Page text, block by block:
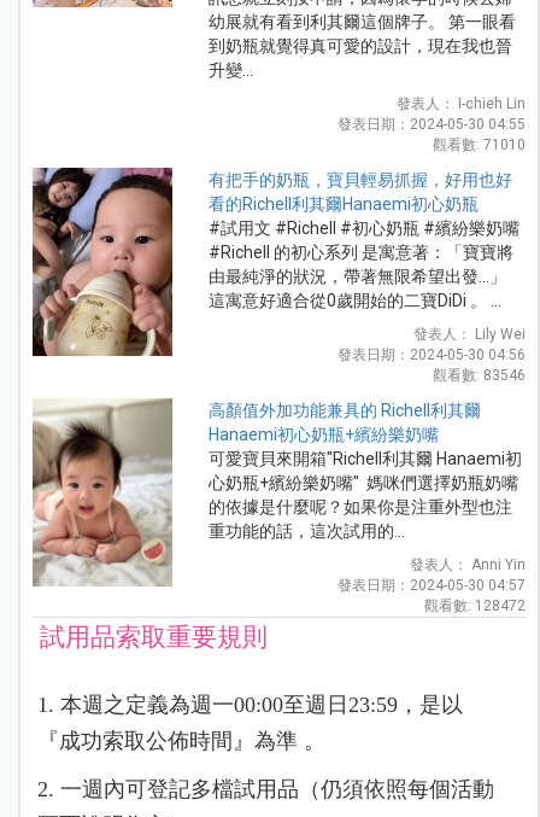
幼展就有看到利其爾這個牌子。 第一眼看
到奶瓶就覺得真可愛的設計，現在我也晉
升變...
發表人： I-chieh Lin
發表日期：2024-05-30 04:55
觀看數: 71010
有把手的奶瓶，寶貝輕易抓握，好用也好
看的Richell利其爾Hanaemi初心奶瓶
#試用文 #Richell #初心奶瓶 #繽紛樂奶嘴
#Richell 的初心系列 是寓意著：「寶寶將
由最純淨的狀況，帶著無限希望出發…」
這寓意好適合從0歲開始的二寶DiDi 。 ...
發表人： Lily Wei
發表日期：2024-05-30 04:56
觀看數: 83546
高顏值外加功能兼具的 Richell利其爾
Hanaemi初心奶瓶+繽紛樂奶嘴
可愛寶貝來開箱"Richell利其爾 Hanaemi初
心奶瓶+繽紛樂奶嘴" 媽咪們選擇奶瓶奶嘴
的依據是什麼呢？如果你是注重外型也注
重功能的話，這次試用的...
發表人： Anni Yin
發表日期：2024-05-30 04:57
觀看數: 128472
試用品索取重要規則
1. 本週之定義為週一00:00至週日23:59，是以
『成功索取公佈時間』為準 。
2. 一週內可登記多檔試用品（仍須依照每個活動